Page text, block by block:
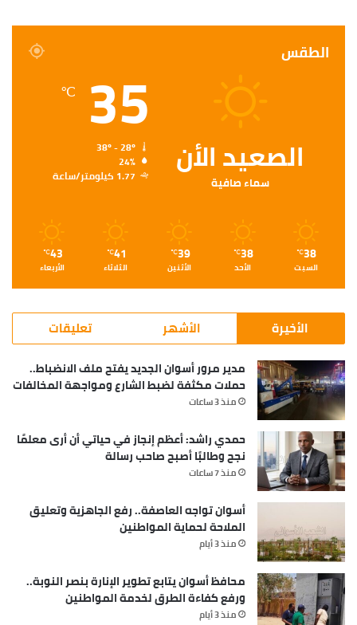
الطقس
الصعيد الأن
سماء صافية
35
℃
24%
1.77 كيلومتر/ساعة
38
℃
السبت
38
℃
الأحد
39
℃
الأثنين
41
℃
الثلاثاء
43
℃
الأربعاء
الأخيرة الأشهر تعليقات
مدير مرور أسوان الجديد يفتح ملف الانضباط..
حملات مكثفة لضبط الشارع ومواجهة المخالفات
منذ 3 ساعات
حمدي راشد: أعظم إنجاز في حياتي أن أرى معلمًا
نجح وطالبًا أصبح صاحب رسالة
منذ 7 ساعات
أسوان تواجه العاصفة.. رفع الجاهزية وتعليق
الملاحة لحماية المواطنين
منذ 3 أيام
محافظ أسوان يتابع تطوير الإنارة بنصر النوبة..
ورفع كفاءة الطرق لخدمة المواطنين
منذ 3 أيام